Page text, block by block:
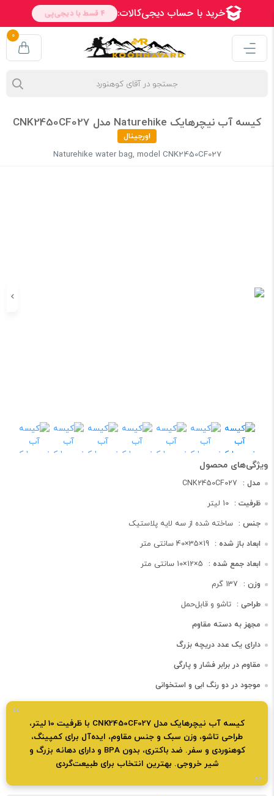
0
کیسه آب نیچرهایک Naturehike مدل CNK2450CF027
اورجینال
Naturehike water bag, model CNK2450CF027
مدل : CNK2450CF027
ظرفیت : 10 لیتر
جنس : ساخته شده از سه لایه پلاستیک
ابعاد باز شده : 19×35×40 سانتی متر
ابعاد جمع شده : 5×12×10 سانتی متر
وزن : 137 گرم
طراحی : تاشو و قابل‌حمل
مجهز به دسته مقاوم
دارای یک عدد دریچه بزرگ
مقاوم در برابر فشار و پارگی
موجود در دو رنگ ابی و استخوانی
کیسه آب نیچرهایک مدل CNK2450CF027 با ظرفیت 10 لیتر،
طراحی تاشو، وزن سبک و جنس مقاوم، ایده‌آل برای کمپینگ،
کوهنوردی و سفر. ضد باکتری، بدون BPA و دارای دهانه بزرگ و
شیر خروجی. بهترین انتخاب برای طبیعت‌گردی